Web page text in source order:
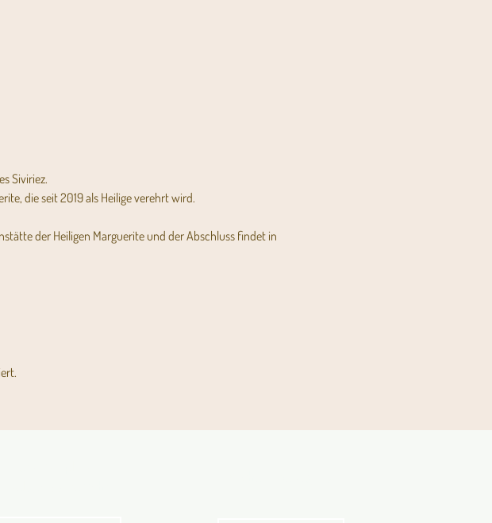
Siviriez.
die seit 2019 als Heilige verehrt wird.
der Heiligen Marguerite und der Abschluss findet in